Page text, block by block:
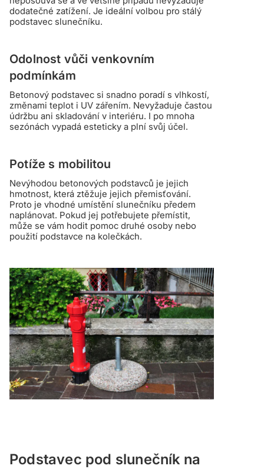
dodatečné zatížení. Je ideální volbou pro stálý
podstavec slunečníku.
Odolnost vůči venkovním
podmínkám
Betonový podstavec si snadno poradí s vlhkostí,
změnami teplot i UV zářením. Nevyžaduje častou
údržbu ani skladování v interiéru. I po mnoha
sezónách vypadá esteticky a plní svůj účel.
Potíže s mobilitou
Nevýhodou betonových podstavců je jejich
hmotnost, která ztěžuje jejich přemisťování.
Proto je vhodné umístění slunečníku předem
naplánovat. Pokud jej potřebujete přemístit,
může se vám hodit pomoc druhé osoby nebo
použití podstavce na kolečkách.
Podstavec pod slunečník na